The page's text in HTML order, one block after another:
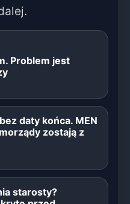
Problem jest
daty końca. MEN
zostają z
starosty?